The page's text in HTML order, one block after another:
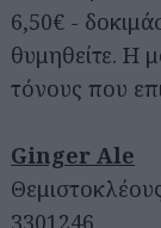
6,50€ -
θυμηθείτε. Η
τόνους που
Ginger Ale
3301246